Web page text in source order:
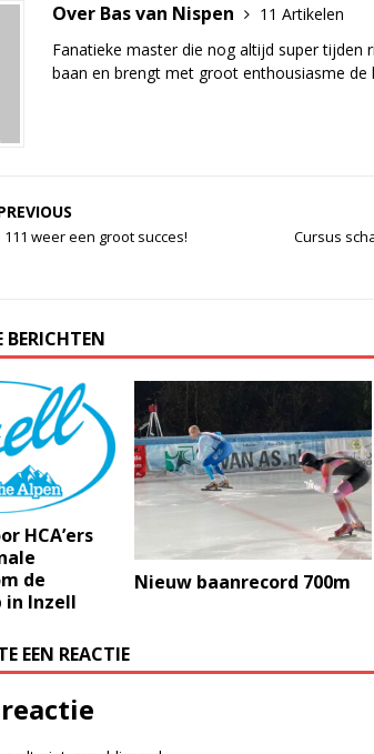
Over Bas van Nispen
11 Artikelen
Fanatieke master die nog altijd super tijden
baan en brengt met groot enthousiasme
111 weer een groot succes!
Cursus
BERICHTEN
HCA’ers
de
in Inzell
Nieuw baanrecord 700m
EEN REACTIE